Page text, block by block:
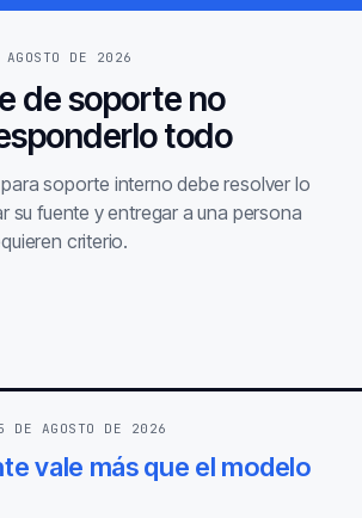
DE 2026
de soporte no
todo
soporte interno debe resolver lo
su fuente y entregar a una persona
criterio.
DE AGOSTO DE 2026
vale más que el modelo